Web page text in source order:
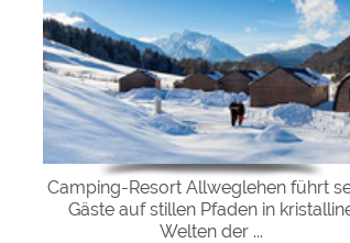
Camping-Resort Allweglehen führt
Gäste auf stillen Pfaden in
Welten der ...